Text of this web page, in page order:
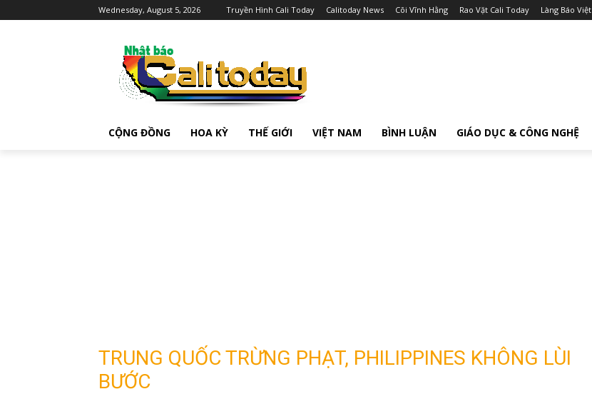
Wednesday, August 5, 2026 Truyền Hình Cali Today Calitoday News Cõi Vĩnh Hằng Rao Vặt Cali Today Làng Báo Việt
CỘNG ĐỒNG HOA KỲ THẾ GIỚI VIỆT NAM BÌNH LUẬN GIÁO DỤC & CÔNG NGHỆ
TRUNG QUỐC TRỪNG PHẠT, PHILIPPINES KHÔNG LÙI
BƯỚC